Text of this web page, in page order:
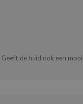
de huid ook een